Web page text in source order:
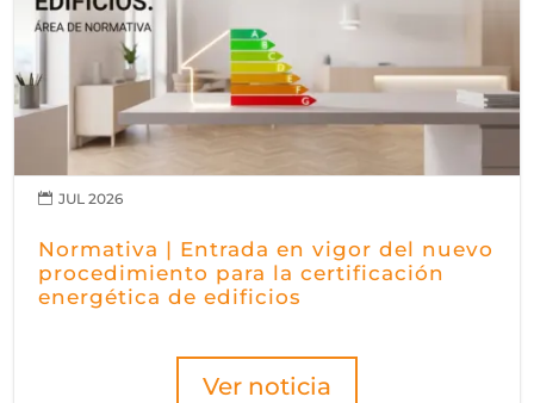
Normativa | Entrada en vigor del nuevo
procedimiento para la certificación
energética de edificios
Ver noticia
 JUL 2026